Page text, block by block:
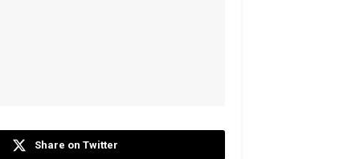
Share on Twitter